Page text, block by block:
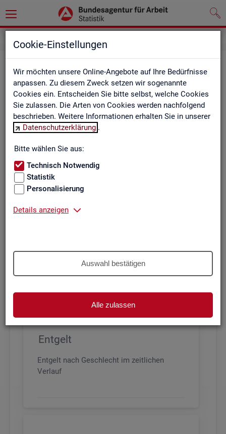
Cookie-Einstellungen
Wir möchten unsere Online-Angebote auf Ihre Bedürfnisse
anpassen. Zu diesem Zweck setzen wir sogenannte
Cookies ein. Entscheiden Sie bitte selbst, welche Cookies
Sie zulassen. Die Arten von Cookies werden nachfolgend
beschrieben. Weitere Informationen erhalten Sie in unserer
Datenschutzerklärung .
Bitte wählen Sie aus:
Technisch Notwendig
Statistik
Personalisierung
Details anzeigen
Auswahl bestätigen
Alle zulassen
Be­ru­fe auf einen Blick
Die Dia­gram­me und Ta­bel­len wer­den jähr­lich ak­tua­li­siert und
ent­hal­ten In­for­ma­tio­nen zu den The­men Be­schäf­ti­gung, Ent­
gelt, Ar­beits­lo­sig­keit, ge­mel­de­te Ar­beits­stel­len und Fach­kräf­
te­be­darf aller Be­ru­fe sowie der MINT- und In­ge­nieur­be­ru­fe dif­
fe­ren­ziert nach dem An­for­de­rungs­ni­veau (z.B. Fach­kräf­te) für
Deutsch­land, Län­der und Agen­tur­be­zir­ke
Bitte wäh­len Sie ein Thema aus
Arbeitszeit und Anforderungsniveau, sowie
den wichtigsten Branchen
Entgelt
Entgelt nach Geschlecht im zeitlichen
Verlauf